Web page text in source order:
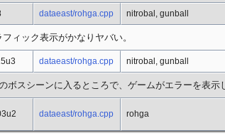
dataeast/rohga.cpp nitrobal, gunball
フィック表示がかなりヤバい。
dataeast/rohga.cpp nitrobal, gunball
ボスシーンに入るところで、ゲームがエラーを表示
dataeast/rohga.cpp rohga